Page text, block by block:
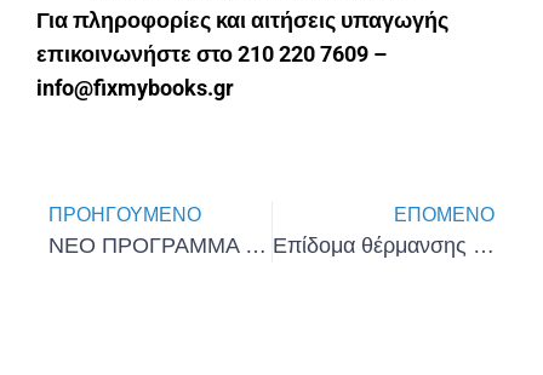
Για πληροφορίες και αιτήσεις υπαγωγής
επικοινωνήστε στο 210 220 7609 –
info@fixmybooks.gr
ΠΡΟΗΓΟΎΜΕΝΟ
ΝΕΟ ΠΡΟΓΡΑΜΜΑ «Ψηφιακός Μετασχηματισμός ΜμΕ»
ΕΠΌΜΕΝΟ
Επίδομα θέρμανσης – Τα ποσά, οι δικαιούχοι, οι ημερομηνίες πληρωμής